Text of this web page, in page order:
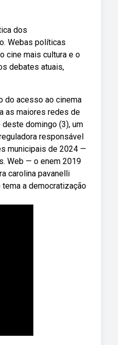
dos
Webas políticas
cine mais cultura e o
debates atuais,
do acesso ao cinema
as maiores redes de
domingo (3), um
responsável
municipais de 2024 —
Web — o enem 2019
carolina pavanelli
a democratização